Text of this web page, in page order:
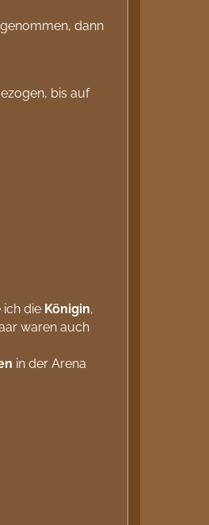
dann
bis auf
ich die Königin,
waren auch
in der Arena